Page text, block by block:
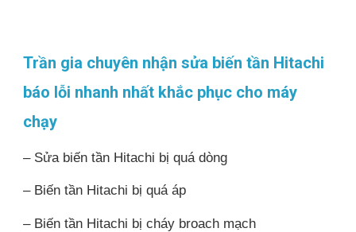
Trần gia chuyên nhận sửa biến tần Hitachi
báo lỗi nhanh nhất khắc phục cho máy
chạy
– Sửa biến tần Hitachi bị quá dòng
– Biến tần Hitachi bị quá áp
– Biến tần Hitachi bị cháy broach mạch